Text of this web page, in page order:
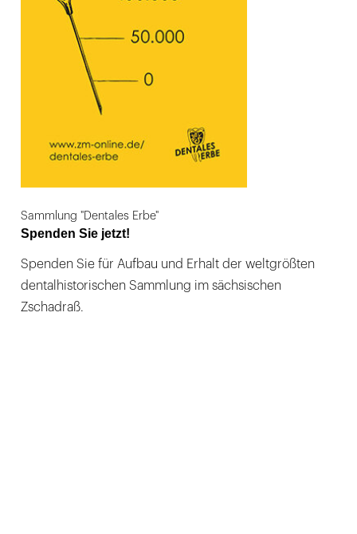
Sammlung "Dentales Erbe"
Spenden Sie jetzt!
Spenden Sie für Aufbau und Erhalt der weltgrößten
dentalhistorischen Sammlung im sächsischen
Zschadraß.